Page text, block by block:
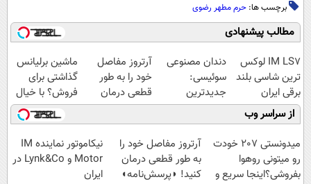
برچسب ها: حرم مطهر رضوی
مطالب پیشنهادی
IM LS7 لوکس
ترین شاسی بلند
برقی ایران
دندان مصنوعی
سوئیسی:
جدیدترین
فناوری اروپا،
سبک و مقاوم |
پرداخت قسطی
آرتروز مفاصل
خود را به طور
قطعی درمان
کنید!
◗پرسش‌نامه◖
ماشین برلیانس
گذاشتی برای
فروش؟ با خیال
راحت بفروش
از سراسر وب
میدونستی 207 خودت
رو میتونی روهوا
بفروشی؟اینجا سریع و
آرتروز مفاصل خود را
به طور قطعی درمان
کنید! ◗پرسش‌نامه◖
نیکاموتور نماینده IM
Motor و Lynk&Co در
ایران